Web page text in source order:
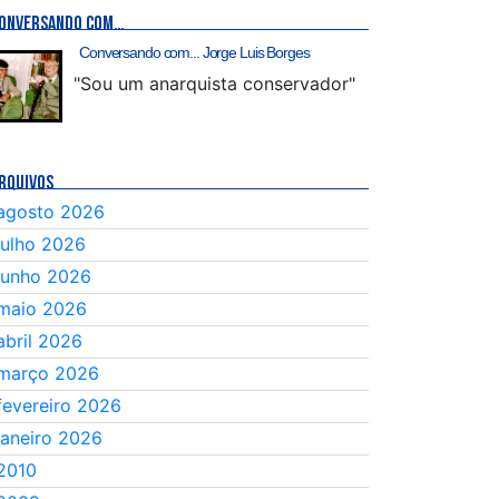
COM…
Conversando com... Jorge Luis Borges
"Sou um anarquista conservador"
2026
2026
2026
2026
2026
2026
2026
2026